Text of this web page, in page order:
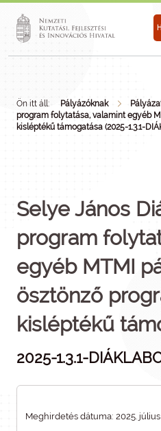
Ön itt áll: Pályázóknak
program folytatása, valamint egyéb
kisléptékű támogatása (2025-1.3.1-
Selye János
program
egyéb MTMI
ösztönző
kisléptékű
2025-1.3.1-
Meghirdetés dátuma: 2025. július